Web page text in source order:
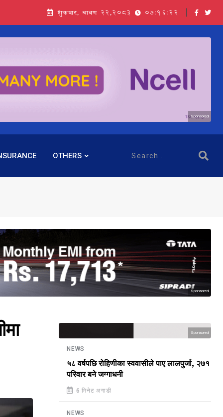
शुक्रबार, श्रावण २२,२०८३ 07:16:23
Sponsored
OTHERS
Sponsored
Sponsored
NEWS
५८ वर्षपछि रोहिणीका स्ववासीले पाए लालपुर्जा, २७१
परिवार बने जग्गाधनी
6 मिनेट अगाडी
NEWS